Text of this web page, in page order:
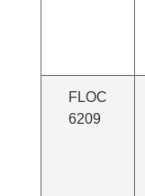
FLOC
6209